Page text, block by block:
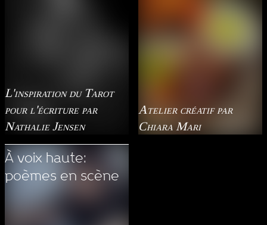
L'inspiration du Tarot
pour l'écriture par
Nathalie Jensen
À voix haute:
poèmes en scène
Atelier créatif par
Chiara Mari